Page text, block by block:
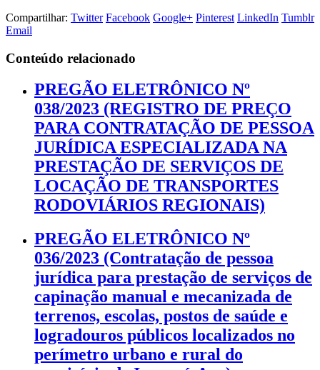
Compartilhar: Twitter Facebook Google+ Pinterest LinkedIn Tumblr
Email
Conteúdo relacionado
PREGÃO ELETRÔNICO Nº
038/2023 (REGISTRO DE PREÇO
PARA CONTRATAÇÃO DE PESSOA
JURÍDICA ESPECIALIZADA NA
PRESTAÇÃO DE SERVIÇOS DE
LOCAÇÃO DE TRANSPORTES
RODOVIÁRIOS REGIONAIS)
PREGÃO ELETRÔNICO Nº
036/2023 (Contratação de pessoa
jurídica para prestação de serviços de
capinação manual e mecanizada de
terrenos, escolas, postos de saúde e
logradouros públicos localizados no
perímetro urbano e rural do